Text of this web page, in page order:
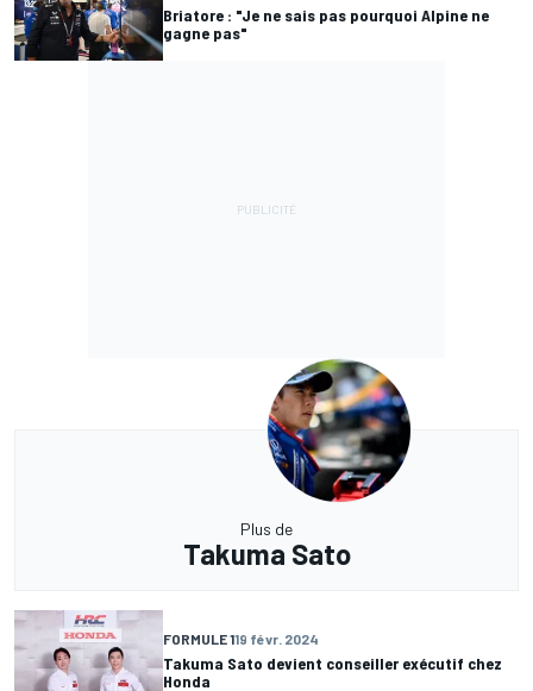
Briatore : "Je ne sais pas pourquoi Alpine ne
gagne pas"
Plus de
Takuma Sato
FORMULE 119 févr. 2024
Takuma Sato devient conseiller exécutif chez
Honda